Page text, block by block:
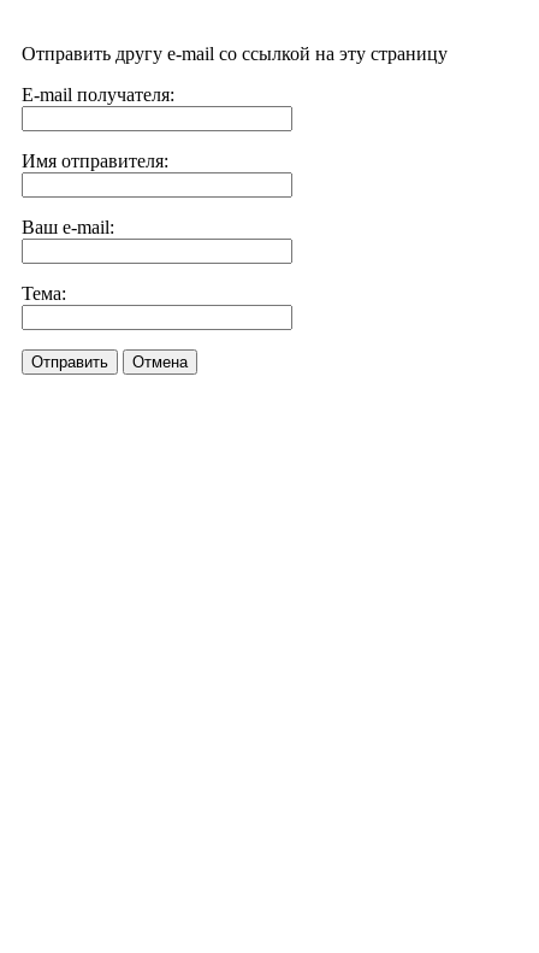
Отправить другу e-mail со ссылкой на эту страницу
E-mail получателя:
Имя отправителя:
Ваш e-mail:
Тема:
Отправить Отмена